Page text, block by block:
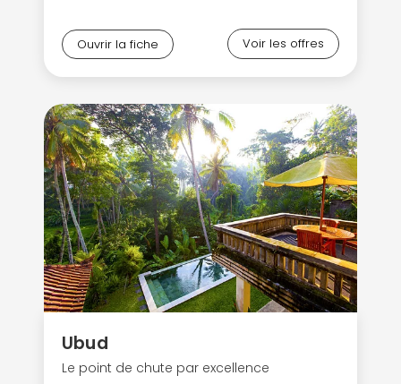
Ouvrir la fiche Voir les offres
Ubud
Le point de chute par excellence